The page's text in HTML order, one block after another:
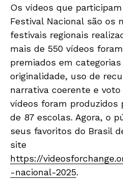
Os vídeos que
Festival Nacional são os
festivais regionais
mais de 550 vídeos
premiados em
originalidade, uso de
narrativa coerente e voto
vídeos foram produzidos
de 87 escolas. Agora, o
seus favoritos do Brasil
site
https://
-nacional-2025.